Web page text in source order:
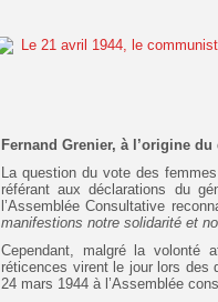
Fernand Grenier, à l’origine
La question du vote des
référant aux déclarations du
l’Assemblée Consultative
manifestions notre solidarité et
Cependant, malgré la volonté
réticences virent le jour lors des
24 mars 1944 à l’Assemblée